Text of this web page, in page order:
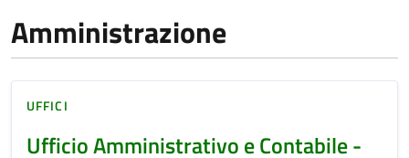
Amministrazione
UFFICI
Ufficio Amministrativo e Contabile -